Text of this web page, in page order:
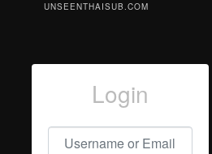
UNSEENTHAISUB.COM
Login
Username or Email